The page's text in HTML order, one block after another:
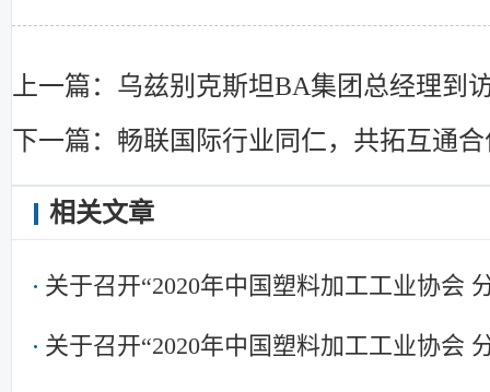
上一篇：乌兹别克斯坦BA集团总经理到
下一篇：畅联国际行业同仁，共拓互通
相关文章
关于召开“2020年中国塑料加工工业协会
关于召开“2020年中国塑料加工工业协会